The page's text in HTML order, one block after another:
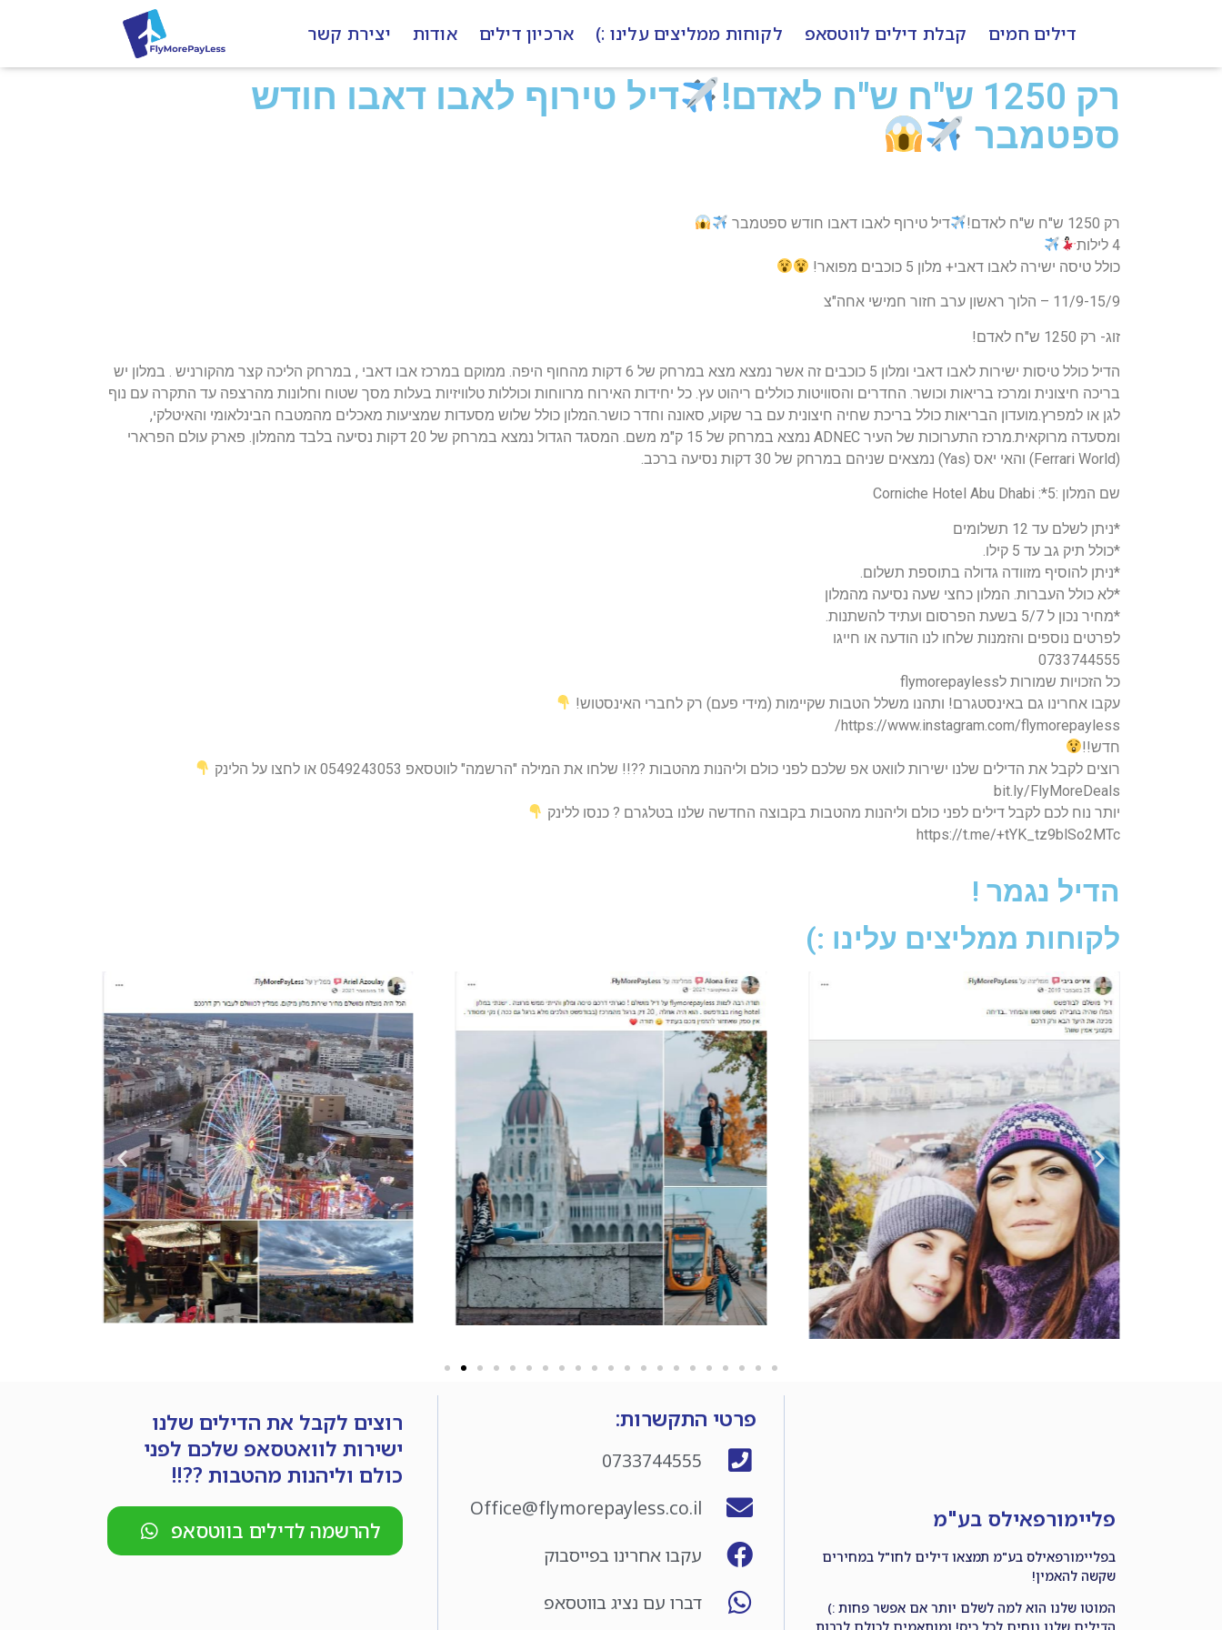
דילים חמים קבלת דילים לווטסאפ לקוחות ממליצים עלינו :) ארכיון דילים אודות יצירת קשר
רק 1250 ש"ח ש"ח לאדם!
דיל טירוף לאבו דאבו חודש
ספטמבר
רק 1250 ש"ח ש"ח לאדם!
דיל טירוף לאבו דאבו חודש ספטמבר
4 לילות
כולל טיסה ישירה לאבו דאבי+ מלון 5 כוכבים מפואר!
11/9-15/9 – הלוך ראשון ערב חזור חמישי אחה"צ
זוג- רק 1250 ש"ח לאדם!
הדיל כולל טיסות ישירות לאבו דאבי ומלון 5 כוכבים זה אשר נמצא מצא במרחק של 6 דקות מהחוף היפה. ממוקם במרכז אבו דאבי , במרחק הליכה קצר מהקורניש . במלון יש
בריכה חיצונית ומרכז בריאות וכושר. החדרים והסוויטות כוללים ריהוט עץ. כל יחידות האירוח מרווחות וכוללות טלוויזיות בעלות מסך שטוח וחלונות מהרצפה עד התקרה עם נוף
לגן או למפרץ.מועדון הבריאות כולל בריכת שחיה חיצונית עם בר שקוע, סאונה וחדר כושר.המלון כולל שלוש מסעדות שמציעות מאכלים מהמטבח הבינלאומי והאיטלקי,
ומסעדה מרוקאית.מרכז התערוכות של העיר ADNEC נמצא במרחק של 15 ק"מ משם. המסגד הגדול נמצא במרחק של 20 דקות נסיעה בלבד מהמלון. פארק עולם הפרארי
(Ferrari World) והאי יאס (Yas) נמצאים שניהם במרחק של 30 דקות נסיעה ברכב.
שם המלון :5*: Corniche Hotel Abu Dhabi
*ניתן לשלם עד 12 תשלומים
*כולל תיק גב עד 5 קילו.
*ניתן להוסיף מזוודה גדולה בתוספת תשלום.
*לא כולל העברות. המלון כחצי שעה נסיעה מהמלון
*מחיר נכון ל 5/7 בשעת הפרסום ועתיד להשתנות.
לפרטים נוספים והזמנות שלחו לנו הודעה או חייגו
0733744555
כל הזכויות שמורות לflymorepayless
עקבו אחרינו גם באינסטגרם! ותהנו משלל הטבות שקיימות (מידי פעם) רק לחברי האינסטוש!
https://www.instagram.com/flymorepayless/
חדש!!
רוצים לקבל את הדילים שלנו ישירות לוואט אפ שלכם לפני כולם וליהנות מהטבות ??!! שלחו את המילה "הרשמה" לווטסאפ 0549243053 או לחצו על הלינק
bit.ly/FlyMoreDeals
יותר נוח לכם לקבל דילים לפני כולם וליהנות מהטבות בקבוצה החדשה שלנו בטלגרם ? כנסו ללינק
https://t.me/+tYK_tz9blSo2MTc
הדיל נגמר !
לקוחות ממליצים עלינו :)
פליימורפאילס בע"מ
בפליימורפאילס בע"מ תמצאו דילים לחו"ל במחירים
שקשה להאמין!
המוטו שלנו הוא למה לשלם יותר אם אפשר פחות :)
פרטי התקשרות:
0733744555
Office@flymorepayless.co.il
עקבו אחרינו בפייסבוק
דברו עם נציג בווטסאפ
רוצים לקבל את הדילים שלנו
ישירות לוואטסאפ שלכם לפני
כולם וליהנות מהטבות ??!!
להרשמה לדילים בווטסאפ